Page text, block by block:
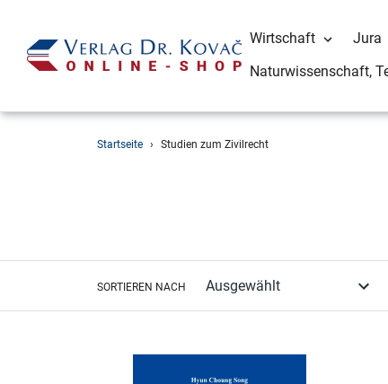
Wirtschaft Jura
Naturwissenschaft,
Startseite › Studien zum Zivilrecht
SORTIEREN NACH